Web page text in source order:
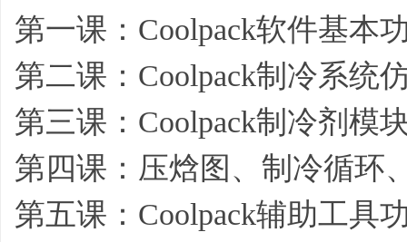
第一课：Coolpack软件基本
第二课：Coolpack制冷系统
第三课：Coolpack制冷剂模
第四课：压焓图、制冷循环
第五课：Coolpack辅助工具